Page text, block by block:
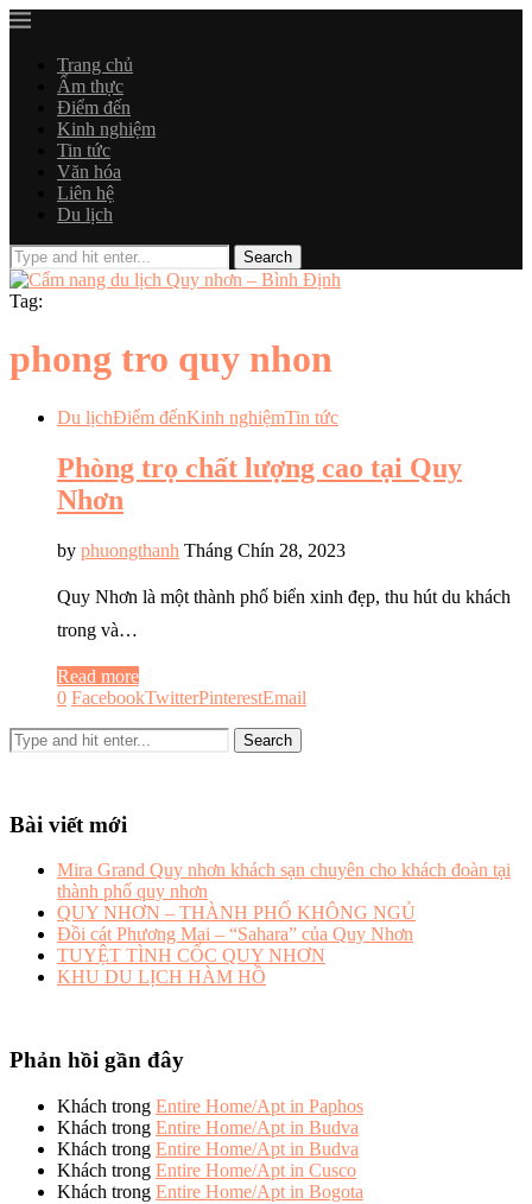
Trang chủ
Ẩm thực
Điểm đến
Kinh nghiệm
Tin tức
Văn hóa
Liên hệ
Du lịch
Tag:
phong tro quy nhon
Du lịchĐiểm đếnKinh nghiệmTin tức
Phòng trọ chất lượng cao tại Quy
Nhơn
by phuongthanh Tháng Chín 28, 2023
Quy Nhơn là một thành phố biển xinh đẹp, thu hút du khách
trong và…
Read more
0 FacebookTwitterPinterestEmail
Bài viết mới
Mira Grand Quy nhơn khách sạn chuyên cho khách đoàn tại
thành phố quy nhơn
QUY NHƠN – THÀNH PHỐ KHÔNG NGỦ
Đồi cát Phương Mai – “Sahara” của Quy Nhơn
TUYỆT TÌNH CỐC QUY NHƠN
KHU DU LỊCH HÀM HỒ
Phản hồi gần đây
Khách trong Entire Home/Apt in Paphos
Khách trong Entire Home/Apt in Budva
Khách trong Entire Home/Apt in Budva
Khách trong Entire Home/Apt in Cusco
Khách trong Entire Home/Apt in Bogota